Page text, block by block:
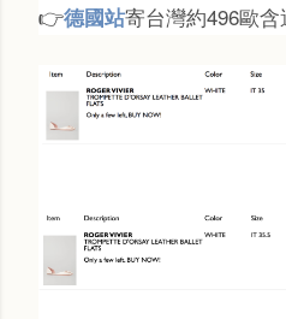
👉德國站寄台灣約496歐含